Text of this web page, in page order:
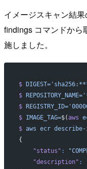
イメージスキャン結
findings コマンドから
施しました。
$
$
$
$ IMAGE_TAG=$(aws
$ aws ecr describe-
{
    "status"
:
    "description"
: